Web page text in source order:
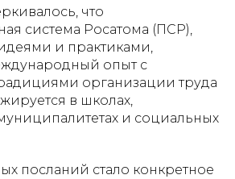
что
система Росатома (ПСР),
и практиками,
опыт с
организации труда
в школах,
и социальных
посланий стало конкретное